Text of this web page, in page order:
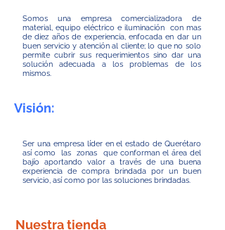
Somos una empresa comercializadora de
material, equipo eléctrico e iluminación con mas
de diez años de experiencia, enfocada en dar un
buen servicio y atención al cliente; lo que no solo
permite cubrir sus requerimientos sino dar una
solución adecuada a los problemas de los
mismos.
Visión:
Ser una empresa líder en el estado de Querétaro
así como las zonas que conforman el área del
bajío aportando valor a través de una buena
experiencia de compra brindada por un buen
servicio, así como por las soluciones brindadas.
Nuestra tienda